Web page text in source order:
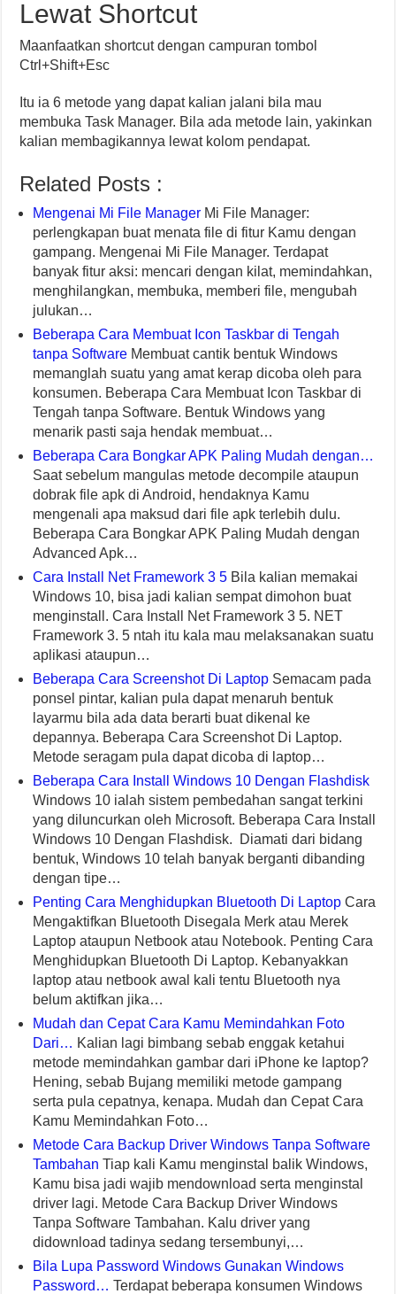
Lewat Shortcut
Maanfaatkan shortcut dengan campuran tombol
Ctrl+Shift+Esc
Itu ia 6 metode yang dapat kalian jalani bila mau
membuka Task Manager. Bila ada metode lain, yakinkan
kalian membagikannya lewat kolom pendapat.
Related Posts :
Mengenai Mi File Manager Mi File Manager:
perlengkapan buat menata file di fitur Kamu dengan
gampang. Mengenai Mi File Manager. Terdapat
banyak fitur aksi: mencari dengan kilat, memindahkan,
menghilangkan, membuka, memberi file, mengubah
julukan…
Beberapa Cara Membuat Icon Taskbar di Tengah
tanpa Software Membuat cantik bentuk Windows
memanglah suatu yang amat kerap dicoba oleh para
konsumen. Beberapa Cara Membuat Icon Taskbar di
Tengah tanpa Software. Bentuk Windows yang
menarik pasti saja hendak membuat…
Beberapa Cara Bongkar APK Paling Mudah dengan…
Saat sebelum mangulas metode decompile ataupun
dobrak file apk di Android, hendaknya Kamu
mengenali apa maksud dari file apk terlebih dulu.
Beberapa Cara Bongkar APK Paling Mudah dengan
Advanced Apk…
Cara Install Net Framework 3 5 Bila kalian memakai
Windows 10, bisa jadi kalian sempat dimohon buat
menginstall. Cara Install Net Framework 3 5. NET
Framework 3. 5 ntah itu kala mau melaksanakan suatu
aplikasi ataupun…
Beberapa Cara Screenshot Di Laptop Semacam pada
ponsel pintar, kalian pula dapat menaruh bentuk
layarmu bila ada data berarti buat dikenal ke
depannya. Beberapa Cara Screenshot Di Laptop.
Metode seragam pula dapat dicoba di laptop…
Beberapa Cara Install Windows 10 Dengan Flashdisk
Windows 10 ialah sistem pembedahan sangat terkini
yang diluncurkan oleh Microsoft. Beberapa Cara Install
Windows 10 Dengan Flashdisk. Diamati dari bidang
bentuk, Windows 10 telah banyak berganti dibanding
dengan tipe…
Penting Cara Menghidupkan Bluetooth Di Laptop Cara
Mengaktifkan Bluetooth Disegala Merk atau Merek
Laptop ataupun Netbook atau Notebook. Penting Cara
Menghidupkan Bluetooth Di Laptop. Kebanyakkan
laptop atau netbook awal kali tentu Bluetooth nya
belum aktifkan jika…
Mudah dan Cepat Cara Kamu Memindahkan Foto
Dari… Kalian lagi bimbang sebab enggak ketahui
metode memindahkan gambar dari iPhone ke laptop?
Hening, sebab Bujang memiliki metode gampang
serta pula cepatnya, kenapa. Mudah dan Cepat Cara
Kamu Memindahkan Foto…
Metode Cara Backup Driver Windows Tanpa Software
Tambahan Tiap kali Kamu menginstal balik Windows,
Kamu bisa jadi wajib mendownload serta menginstal
driver lagi. Metode Cara Backup Driver Windows
Tanpa Software Tambahan. Kalu driver yang
didownload tadinya sedang tersembunyi,…
Bila Lupa Password Windows Gunakan Windows
Password… Terdapat beberapa konsumen Windows